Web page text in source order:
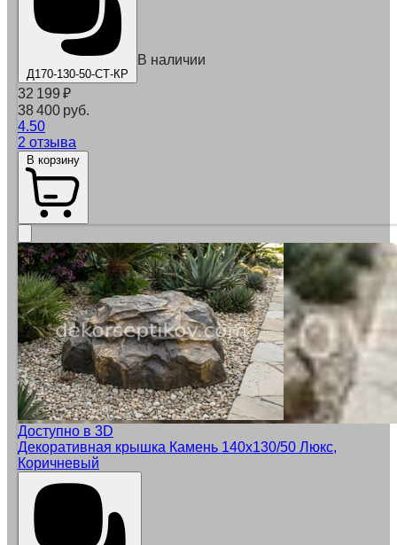
Д170-130-50-СТ-КР
В наличии
32 199 ₽
38 400 руб.
4.50
2 отзыва
Доступно в 3D
Декоративная крышка Камень 140x130/50 Люкс,
Коричневый